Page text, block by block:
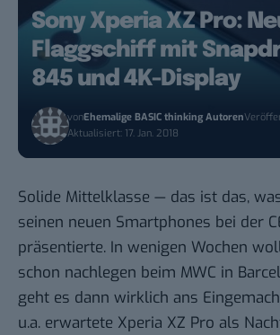
Sony Xperia XZ Pro:
Flaggschiff mit
845 und 4K-Display
vonEhemalige BASIC thinking Autoren
Aktualisiert: 17. Jan. 2018
Solide Mittelklasse — das ist das,
seinen neuen Smartphones bei der
präsentierte. In wenigen Wochen
schon nachlegen beim MWC in
geht es dann wirklich ans
u.a. erwartete Xperia XZ Pro als